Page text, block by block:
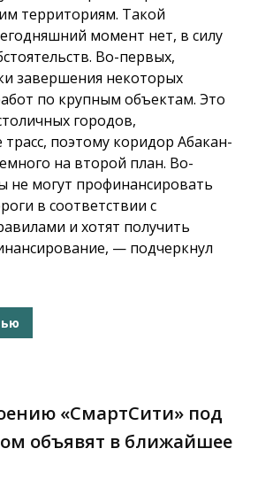
территориям. Такой
момент нет, в силу
Во-первых,
завершения некоторых
по крупным объектам. Это
городов,
трасс, поэтому коридор Абакан-
на второй план. Во-
не могут профинансировать
в соответствии с
и хотят получить
— подчеркнул
«СмартСити» под
объявят в ближайшее